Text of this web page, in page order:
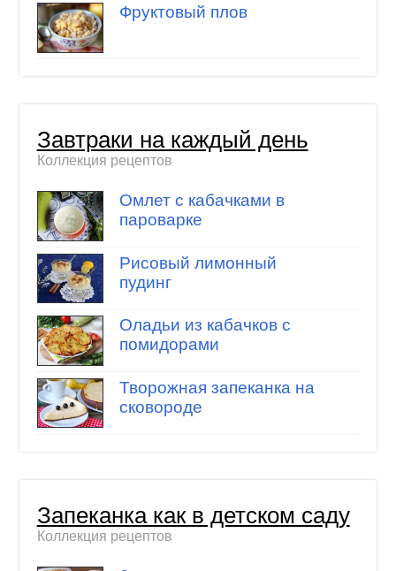
Фруктовый плов
Завтраки на каждый день
Коллекция рецептов
Омлет с кабачками в
пароварке
Рисовый лимонный
пудинг
Оладьи из кабачков с
помидорами
Творожная запеканка на
сковороде
Запеканка как в детском саду
Коллекция рецептов